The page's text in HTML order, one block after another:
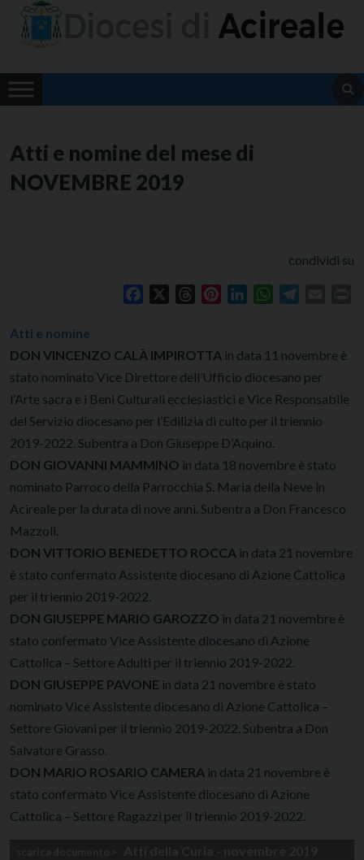
Skip
Atti e nomine del mese di
NOVEMBRE 2019
condividi su
Facebook ThreadsPinterestLinkedInWhatsApp
Atti e nomine
DON VINCENZO CALÀ IMPIROTTA in data 11 novembre è
stato nominato Vice Direttore dell’Ufficio diocesano per
l’Arte sacra e i Beni Culturali ecclesiastici e Vice Responsabile
del Servizio diocesano per l’Edilizia di culto per il triennio
2019-2022. Subentra a Don Giuseppe D’Aquino.
DON GIOVANNI MAMMINO in data 18 novembre è stato
nominato Parroco della Parrocchia S. Maria della Neve in
Acireale per la durata di nove anni. Subentra a Don Francesco
Mazzoli.
DON VITTORIO BENEDETTO ROCCA in data 21 novembre
è stato confermato Assistente diocesano di Azione Cattolica
per il triennio 2019-2022.
DON GIUSEPPE MARIO GAROZZO in data 21 novembre è
stato confermato Vice Assistente diocesano di Azione
Cattolica – Settore Adulti per il triennio 2019-2022.
DON GIUSEPPE PAVONE in data 21 novembre è stato
nominato Vice Assistente diocesano di Azione Cattolica –
Settore Giovani per il triennio 2019-2022. Subentra a Don
Salvatore Grasso.
DON MARIO ROSARIO CAMERA in data 21 novembre è
stato confermato Vice Assistente diocesano di Azione
Cattolica – Settore Ragazzi per il triennio 2019-2022.